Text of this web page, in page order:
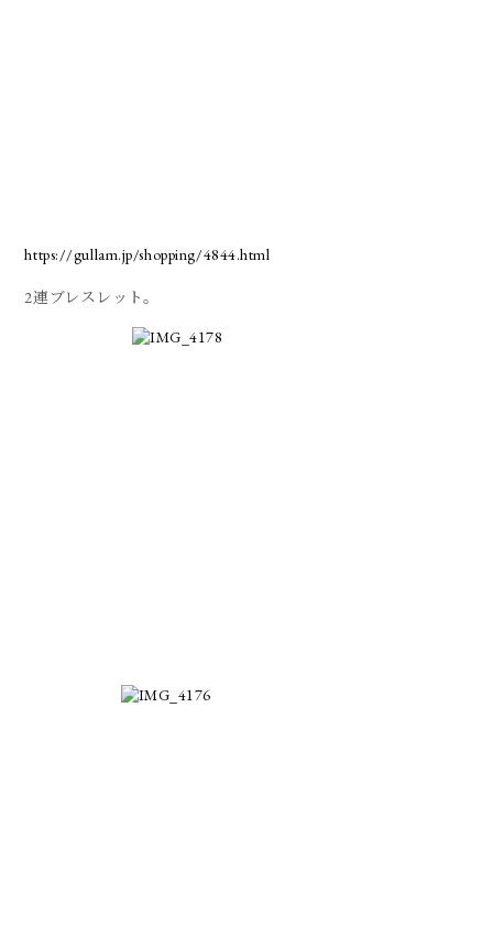
https://gullam.jp/shopping/4844.html
2連ブレスレット。